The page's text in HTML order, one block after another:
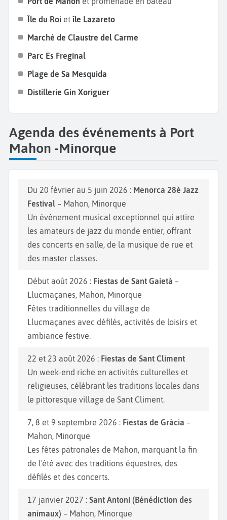
Distillerie Gin Xoriguer, située sur le port. Vous aurez
la chance de participer à une dégustation gratuite
du gin local. En effet, le gin est la boisson alcoolisée
authentique, goûtez le cocktail local, la Pomada, à
base de gin Xoriguer et de limonade.
Île du Roi et île Lazareto
Marché de Claustre del Carme
Parc Es Freginal
Plage de Sa Mesquida
Distillerie Gin Xoriguer
Agenda des événements à Port
Mahon -Minorque
Du 20 février au 5 juin 2026 : Menorca 28è Jazz
Festival – Mahon, Minorque
Un événement musical exceptionnel qui attire
les amateurs de jazz du monde entier, offrant
des concerts en salle, de la musique de rue et
des master classes.
Début août 2026 : Fiestas de Sant Gaietà –
Llucmaçanes, Mahon, Minorque
Fêtes traditionnelles du village de
Llucmaçanes avec défilés, activités de loisirs et
ambiance festive.
22 et 23 août 2026 : Fiestas de Sant Climent
Un week-end riche en activités culturelles et
religieuses, célébrant les traditions locales dans
le pittoresque village de Sant Climent.
7, 8 et 9 septembre 2026 : Fiestas de Gràcia –
Mahon, Minorque
Les fêtes patronales de Mahon, marquant la fin
de l'été avec des traditions équestres, des
défilés et des concerts.
17 janvier 2027 : Sant Antoni (Bénédiction des
animaux) – Mahon, Minorque